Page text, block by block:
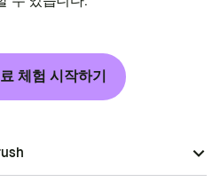
체험 시작하기